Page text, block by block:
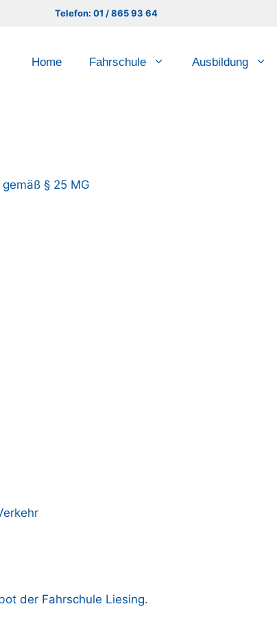
Telefon: 01 / 865 93 64
Home Fahrschule Ausbildung
§ 25 MG
der Fahrschule Liesing.